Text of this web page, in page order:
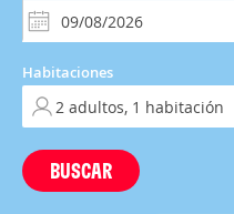
Habitaciones
BUSCAR